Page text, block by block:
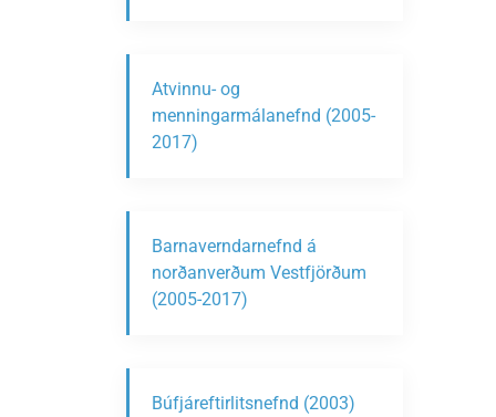
Atvinnu- og
menningarmálanefnd (2005-
2017)
Barnaverndarnefnd á
norðanverðum Vestfjörðum
(2005-2017)
Búfjáreftirlitsnefnd (2003)